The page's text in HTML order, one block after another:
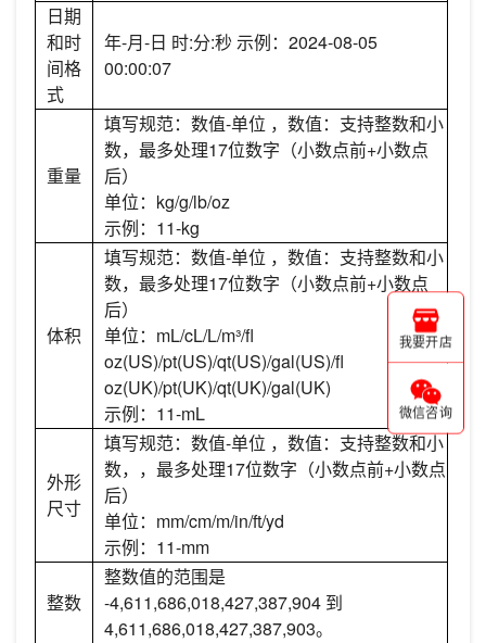
日期
和时
间格
式
年-月-日 时:分:秒 示例：2024-08-05
00:00:07
重量
填写规范：数值-单位 ，数值：支持整数和小
数，最多处理17位数字（小数点前+小数点
后）
单位：kg/g/lb/oz
示例：11-kg
体积
填写规范：数值-单位 ，数值：支持整数和小
数，最多处理17位数字（小数点前+小数点
后）
单位：mL/cL/L/m³/fl
oz(US)/pt(US)/qt(US)/gal(US)/fl
oz(UK)/pt(UK)/qt(UK)/gal(UK)
示例：11-mL
外形
尺寸
填写规范：数值-单位 ，数值：支持整数和小
数，，最多处理17位数字（小数点前+小数点
后）
单位：mm/cm/m/in/ft/yd
示例：11-mm
整数
整数值的范围是
-4,611,686,018,427,387,904 到
4,611,686,018,427,387,903。
我要开店
微信咨询